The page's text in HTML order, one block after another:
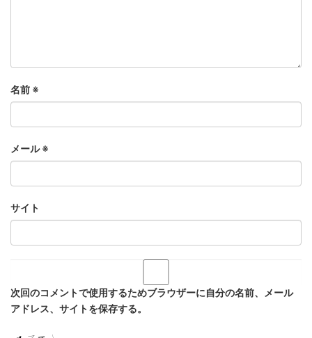
名前 ※
メール※
サイト
次回のコメントで使用するためブラウザーに自分の名前、メール
アドレス、サイトを保存する。